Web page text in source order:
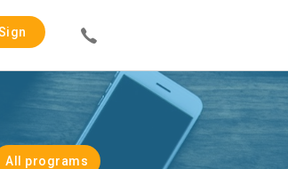
All programs